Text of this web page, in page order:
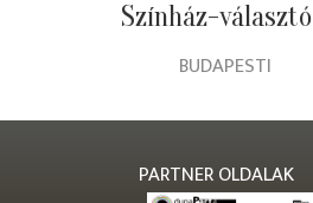
Színház-választó
BUDAPESTI
PARTNER OLDALAK